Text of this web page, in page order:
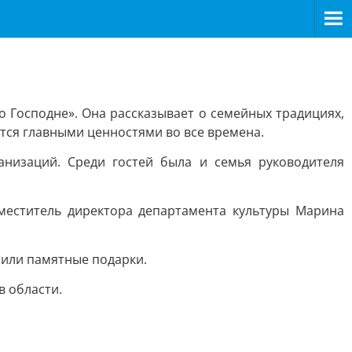
Она рассказывает о семейных традициях,
главными ценностями во все времена.
Среди гостей была и семья руководителя
директора департамента культуры Марина
памятные подарки.
области.